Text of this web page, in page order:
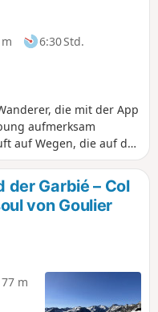
6:30 Std.
die mit der App
aufmerksam
auf Wegen, die auf der
zu erkennen sind.
de Grail, einige
und geben Sicherheit
oder nach Regen
begeben, da der
könnte. Ansonsten
auf die Pique
Trois Seigneur, den
der Garbié – Col
von Goulier
m